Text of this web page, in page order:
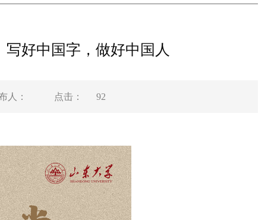
好中国字，做好中国人
人： 点击： 92